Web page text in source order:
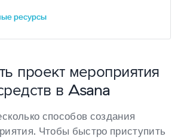
ресурсы
проект мероприятия
в Asana
способов создания
Чтобы быстро приступить